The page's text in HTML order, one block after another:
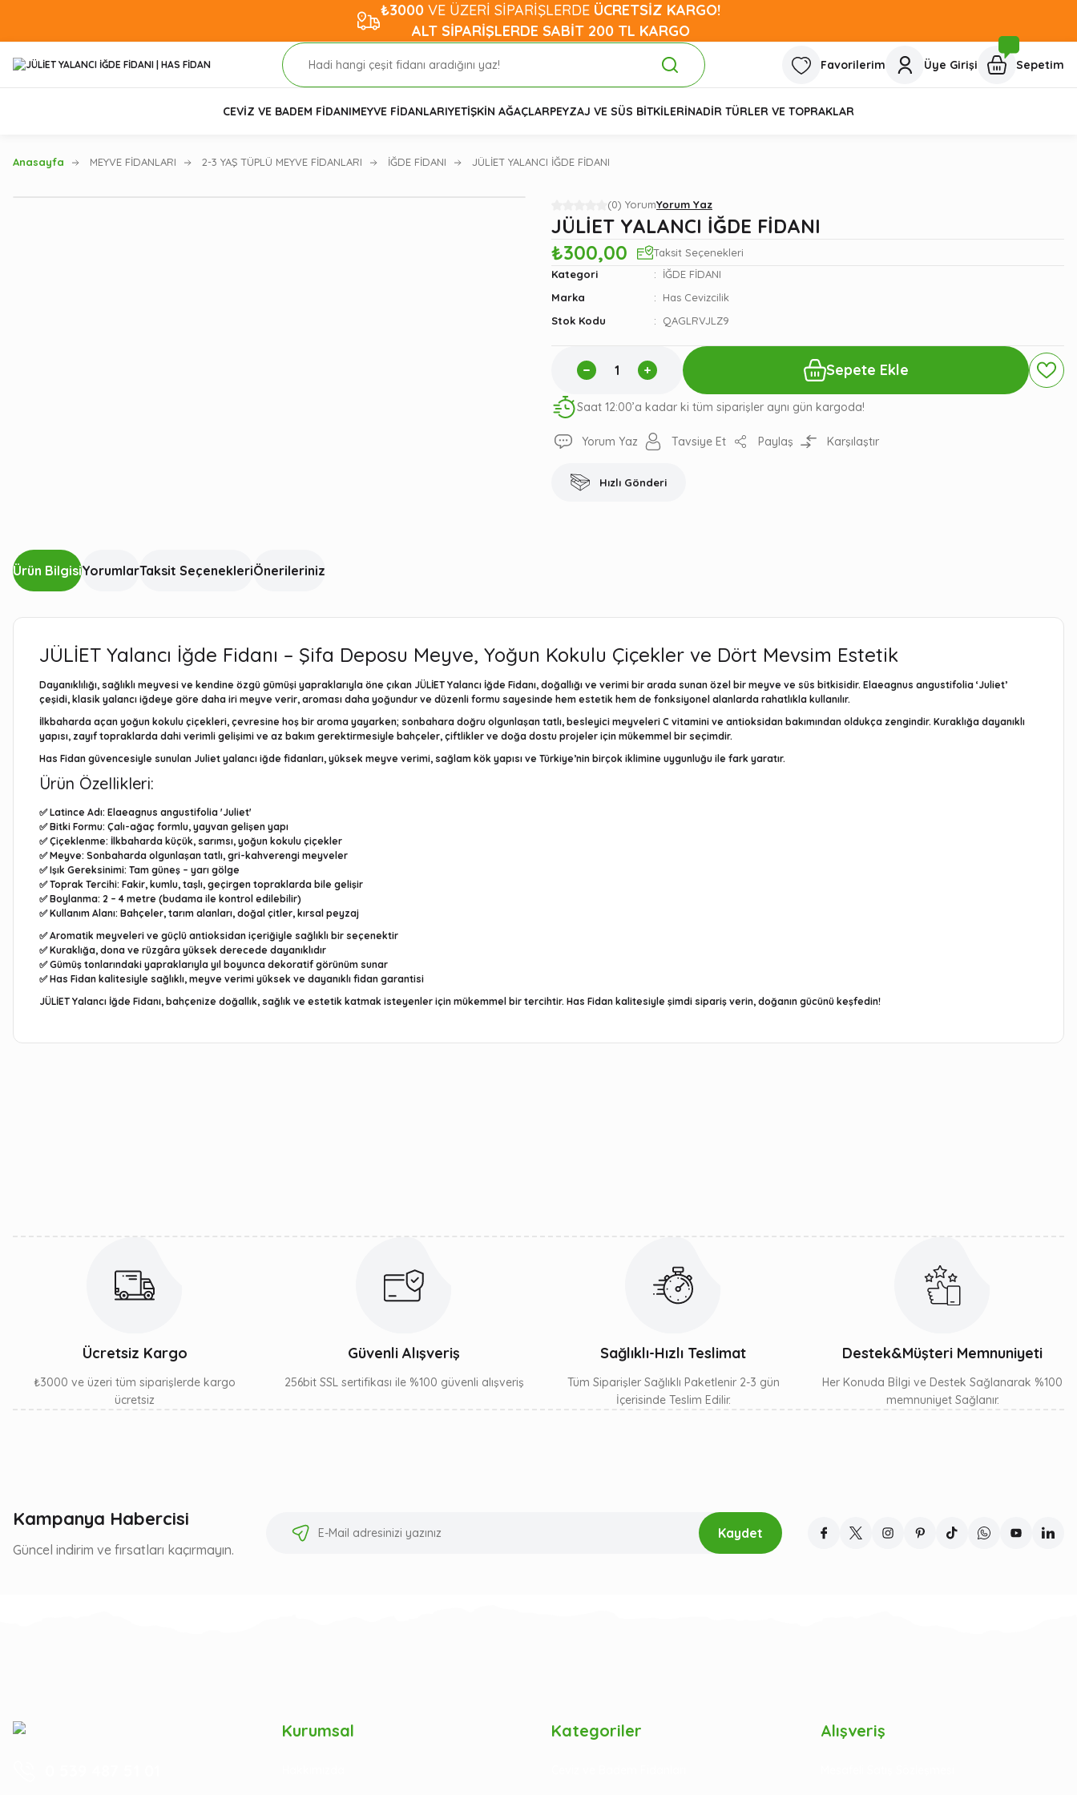
₺3000 VE ÜZERİ SİPARİŞLERDE ÜCRETSİZ KARGO!
ALT SİPARİŞLERDE SABİT 200 TL KARGO
Favorilerim Üye Girişi Sepetim
CEVİZ VE BADEM FİDANIMEYVE FİDANLARIYETİŞKİN AĞAÇLARPEYZAJ VE SÜS BİTKİLERİNADİR TÜRLER VE TOPRAKLAR
Anasayfa MEYVE FİDANLARI 2-3 YAŞ TÜPLÜ MEYVE FİDANLARI İĞDE FİDANI JÜLİET YALANCI İĞDE FİDANI
(0) YorumYorum Yaz
JÜLİET YALANCI İĞDE FİDANI
₺300,00
Taksit Seçenekleri
Kategori
İĞDE FİDANI
Marka
Has Cevizcilik
Stok Kodu
QAGLRVJLZ9
Sepete Ekle
Saat 12:00’a kadar ki tüm siparişler aynı gün kargoda!
Yorum Yaz Tavsiye Et Paylaş Karşılaştır
Hızlı Gönderi
Ürün BilgisiYorumlarTaksit SeçenekleriÖnerileriniz
JÜLİET Yalancı İğde Fidanı – Şifa Deposu Meyve, Yoğun Kokulu Çiçekler ve Dört Mevsim Estetik
Dayanıklılığı, sağlıklı meyvesi ve kendine özgü gümüşi yapraklarıyla öne çıkan JÜLİET Yalancı İğde Fidanı, doğallığı ve verimi bir arada sunan özel bir meyve ve süs bitkisidir. Elaeagnus angustifolia ‘Juliet’
çeşidi, klasik yalancı iğdeye göre daha iri meyve verir, aroması daha yoğundur ve düzenli formu sayesinde hem estetik hem de fonksiyonel alanlarda rahatlıkla kullanılır.
İlkbaharda açan yoğun kokulu çiçekleri, çevresine hoş bir aroma yayarken; sonbahara doğru olgunlaşan tatlı, besleyici meyveleri C vitamini ve antioksidan bakımından oldukça zengindir. Kuraklığa dayanıklı
yapısı, zayıf topraklarda dahi verimli gelişimi ve az bakım gerektirmesiyle bahçeler, çiftlikler ve doğa dostu projeler için mükemmel bir seçimdir.
Has Fidan güvencesiyle sunulan Juliet yalancı iğde fidanları, yüksek meyve verimi, sağlam kök yapısı ve Türkiye’nin birçok iklimine uygunluğu ile fark yaratır.
Ürün Özellikleri:
✅Latince Adı: Elaeagnus angustifolia 'Juliet'
✅Bitki Formu: Çalı-ağaç formlu, yayvan gelişen yapı
✅Çiçeklenme: İlkbaharda küçük, sarımsı, yoğun kokulu çiçekler
✅Meyve: Sonbaharda olgunlaşan tatlı, gri-kahverengi meyveler
✅Işık Gereksinimi: Tam güneş – yarı gölge
✅Toprak Tercihi: Fakir, kumlu, taşlı, geçirgen topraklarda bile gelişir
✅Boylanma: 2 – 4 metre (budama ile kontrol edilebilir)
✅Kullanım Alanı: Bahçeler, tarım alanları, doğal çitler, kırsal peyzaj
✅ Aromatik meyveleri ve güçlü antioksidan içeriğiyle sağlıklı bir seçenektir
✅ Kuraklığa, dona ve rüzgâra yüksek derecede dayanıklıdır
✅ Gümüş tonlarındaki yapraklarıyla yıl boyunca dekoratif görünüm sunar
✅ Has Fidan kalitesiyle sağlıklı, meyve verimi yüksek ve dayanıklı fidan garantisi
JÜLİET Yalancı İğde Fidanı, bahçenize doğallık, sağlık ve estetik katmak isteyenler için mükemmel bir tercihtir. Has Fidan kalitesiyle şimdi sipariş verin, doğanın gücünü keşfedin!
Ücretsiz Kargo
₺3000 ve üzeri tüm siparişlerde kargo
ücretsiz
Güvenli Alışveriş
256bit SSL sertifikası ile %100 güvenli alışveriş
Sağlıklı-Hızlı Teslimat
Tüm Siparişler Sağlıklı Paketlenir 2-3 gün
İçerisinde Teslim Edilir.
Destek&Müşteri Memnuniyeti
Her Konuda Bİlgi ve Destek Sağlanarak %100
memnuniyet Sağlanır.
Kampanya Habercisi
Güncel indirim ve fırsatları kaçırmayın.
Kaydet
Kurumsal Kategoriler Alışveriş